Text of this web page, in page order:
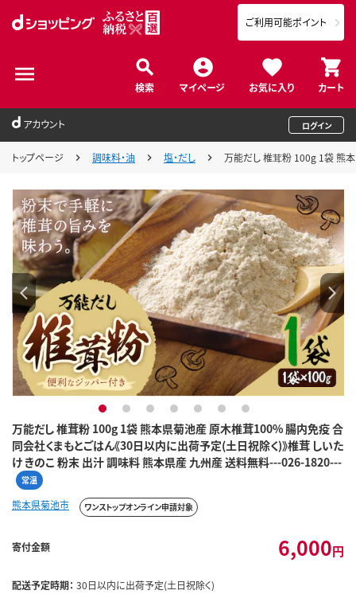
検索 マイページ お気に入り カート
ご利用可能ポイント
アカウント ログイン
トップページ 調味料・油 塩・だし 万能だし 椎茸粉 100g 1袋 熊
万能だし 椎茸粉 100g 1袋 熊本県菊池産 原木椎茸100% 腸内免疫 合
同会社くまもとごはん《30日以内に出荷予定(土日祝除く)》椎茸 しいた
け きのこ 粉末 出汁 調味料 熊本県産 九州産 送料無料---026-1820---
常温
1 2 3 4 5 6 7
熊本県菊池市 ワンストップオンライン申請対象
寄付金額 6,000円
配送予定時期： 30日以内に出荷予定(土日祝除く)